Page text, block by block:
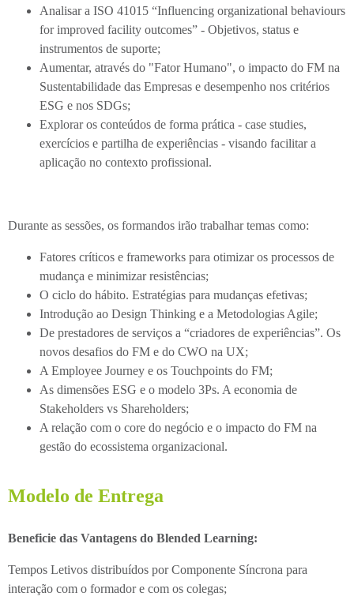
Analisar a ISO 41015 “Influencing organizational behaviours
for improved facility outcomes” - Objetivos, status e
instrumentos de suporte;
Aumentar, através do "Fator Humano", o impacto do FM na
Sustentabilidade das Empresas e desempenho nos critérios
ESG e nos SDGs;
Explorar os conteúdos de forma prática - case studies,
exercícios e partilha de experiências - visando facilitar a
aplicação no contexto profissional.
Durante as sessões, os formandos irão trabalhar temas como:
Fatores críticos e frameworks para otimizar os processos de
mudança e minimizar resistências;
O ciclo do hábito. Estratégias para mudanças efetivas;
Introdução ao Design Thinking e a Metodologias Agile;
De prestadores de serviços a “criadores de experiências”. Os
novos desafios do FM e do CWO na UX;
A Employee Journey e os Touchpoints do FM;
As dimensões ESG e o modelo 3Ps. A economia de
Stakeholders vs Shareholders;
A relação com o core do negócio e o impacto do FM na
gestão do ecossistema organizacional.
Modelo de Entrega
Beneficie das Vantagens do Blended Learning:
Tempos Letivos distribuídos por Componente Síncrona para
interação com o formador e com os colegas;